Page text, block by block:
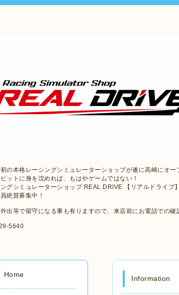
の本格レーシングシミュレーターショップが遂に高崎にオー
ットに身を沈めれば、もはやゲームではない！
グシミュレーターショップ REAL DRIVE 【リアルドライブ】
絶賛募集中！
出等で留守になる事も有りますので、来店前にお電話での確
5640
Information
Home